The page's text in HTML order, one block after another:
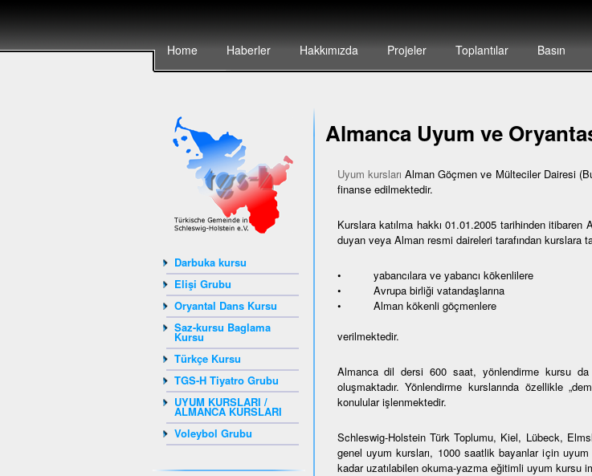
Home Haberler Hakkımızda Projeler Toplantılar Basın
Darbuka kursu
Elişi Grubu
Oryantal Dans Kursu
Saz-kursu Baglama
Kursu
Türkçe Kursu
TGS-H Tiyatro Grubu
UYUM KURSLARI /
ALMANCA KURSLARI
Voleybol Grubu
Almanca Uyum ve
Uyum kursları Alman Göçmen ve Mülteciler Dairesi
finanse edilmektedir.
Kurslara katılma hakkı 01.01.2005 tarihinden
duyan veya Alman resmi daireleri tarafından kurslara
• yabancılara ve yabancı kökenlilere
• Avrupa birliği vatandaşlarına
• Alman kökenli göçmenlere
verilmektedir.
Almanca dil dersi 600 saat, yönlendirme kursu
oluşmaktadır. Yönlendirme kurslarında özellikle
konulular işlenmektedir.
Schleswig-Holstein Türk Toplumu, Kiel, Lübeck,
genel uyum kursları, 1000 saatlik bayanlar için
kadar uzatılabilen okuma-yazma eğitimli uyum kursu